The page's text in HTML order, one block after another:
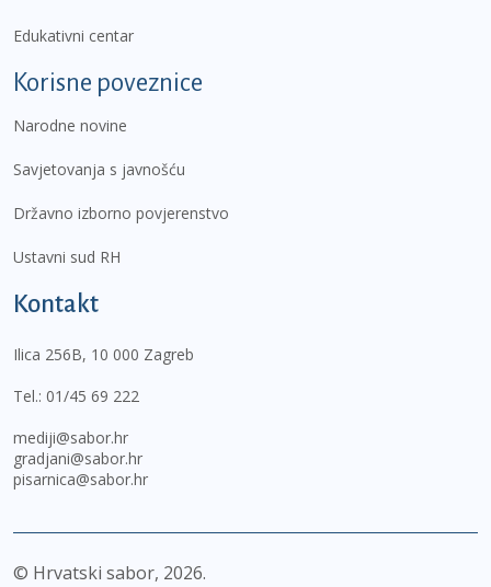
Edukativni centar
Korisne poveznice
Narodne novine
Savjetovanja s javnošću
Državno izborno povjerenstvo
Ustavni sud RH
Kontakt
Ilica 256B, 10 000 Zagreb
Tel.: 01/45 69 222
mediji@sabor.hr
gradjani@sabor.hr
pisarnica@sabor.hr
© Hrvatski sabor, 2026